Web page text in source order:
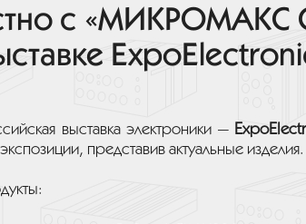
с «МИКРОМАКС
выставка электроники —
представив актуальные изделия.